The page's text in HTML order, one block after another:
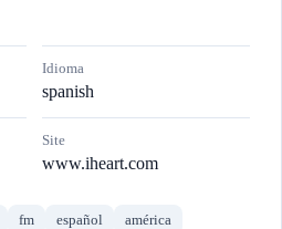
Idioma
spanish
Site
www.iheart.com
fm español
américa